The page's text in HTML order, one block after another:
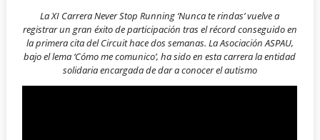
La XI Carrera Never Stop Running ‘Nunca te rindas’ vuelve a
registrar un gran éxito de participación tras el récord conseguido en
la primera cita del Circuit hace dos semanas. La Asociación ASPAU,
bajo el lema ‘Cómo me comunico’, ha sido en esta carrera la entidad
solidaria encargada de dar a conocer el autismo